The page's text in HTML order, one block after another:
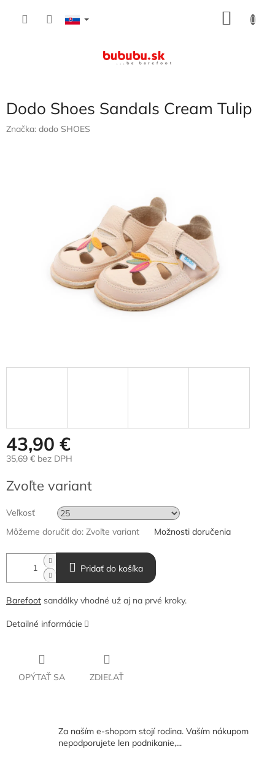
Dodo Shoes Sandals Cream Tulip
Značka: dodo SHOES
43,90 €
35,69 € bez DPH
cena:
Zvoľte variant
Veľkosť
Môžeme doručiť do: Zvoľte variant Možnosti doručenia
Pridať do košíka
Barefoot sandálky vhodné už aj na prvé kroky.
Detailné informácie
OPÝTAŤ SA ZDIEĽAŤ
Za naším e-shopom stojí rodina. Vaším nákupom
nepodporujete len podnikanie,...